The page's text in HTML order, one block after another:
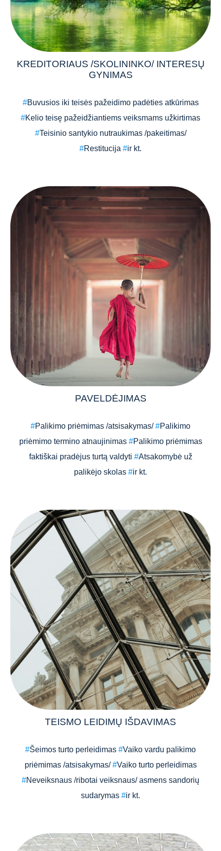
KREDITORIAUS /SKOLININKO/ INTERESŲ
GYNIMAS
#Buvusios iki teisės pažeidimo padėties atkūrimas
#Kelio teisę pažeidžiantiems veiksmams užkirtimas
#Teisinio santykio nutraukimas /pakeitimas/
#Restitucija #ir kt.
PAVELDĖJIMAS
#Palikimo priėmimas /atsisakymas/#Palikimo
priėmimo termino atnaujinimas #Palikimo priėmimas
faktiškai pradėjus turtą valdyti #Atsakomybė už
palikėjo skolas #ir kt.
TEISMO LEIDIMŲ IŠDAVIMAS
#Šeimos turto perleidimas #Vaiko vardu palikimo
priėmimas /atsisakymas/#Vaiko turto perleidimas
#Neveiksnaus /ribotai veiksnaus/ asmens sandorių
sudarymas #ir kt.